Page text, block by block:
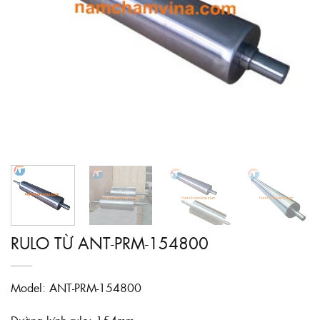
RULO TỪ ANT-PRM-154800
Model: ANT-PRM-154800